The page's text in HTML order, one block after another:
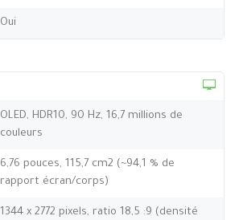
Oui
OLED, HDR10, 90 Hz, 16,7 millions de
couleurs
6,76 pouces, 115,7 cm2 (~94,1 % de
rapport écran/corps)
1344 x 2772 pixels, ratio 18,5 :9 (densité